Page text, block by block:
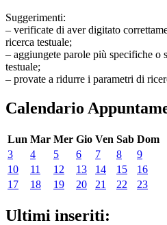
Suggerimenti:
– verificate di aver digitato
ricerca testuale;
– aggiungete parole più specifiche o
testuale;
– provate a ridurre i parametri di
Calendario
Lun Mar Mer Gio Ven Sab Dom
3
4 5 6 7 8
9
10
11 12 13 14 15
16
17
18 19 20 21 22 23
Ultimi inseriti: